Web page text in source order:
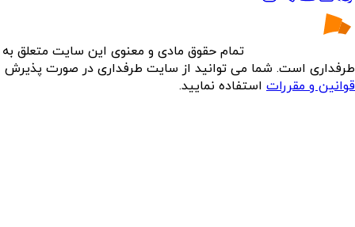
تمام حقوق مادی و معنوی این سایت متعلق به
طرفداری است. شما می توانید از سایت طرفداری در صورت پذیرش
قوانین و مقررات استفاده نمایید.